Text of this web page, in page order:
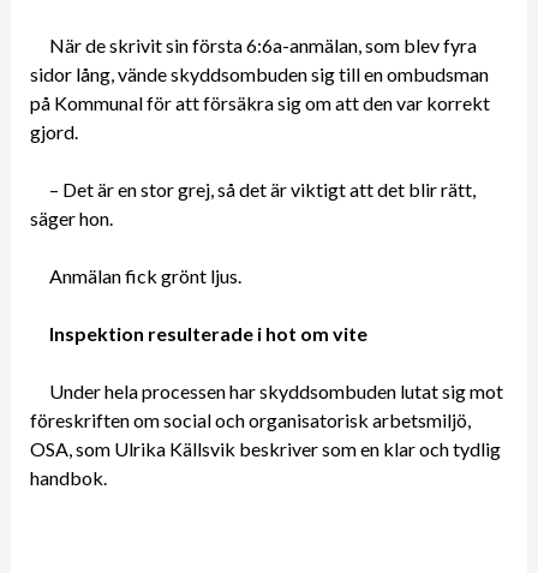
När de skrivit sin första 6:6a-anmälan, som blev fyra
sidor lång, vände skyddsombuden sig till en ombudsman
på Kommunal för att försäkra sig om att den var korrekt
gjord.
– Det är en stor grej, så det är viktigt att det blir rätt,
säger hon.
Anmälan fick grönt ljus.
Inspektion resulterade i hot om vite
Under hela processen har skyddsombuden lutat sig mot
föreskriften om social och organisatorisk arbetsmiljö,
OSA, som Ulrika Källsvik beskriver som en klar och tydlig
handbok.